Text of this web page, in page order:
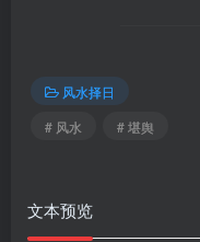
风水择日
# 风水
# 堪舆
文本预览